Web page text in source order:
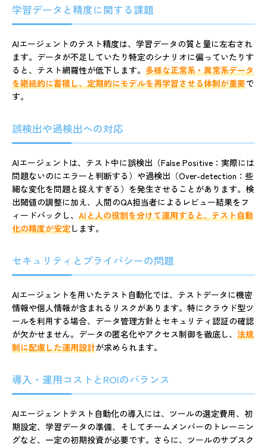
学習データと精度に関する課題
AIエージェントのテスト精度は、学習データの質と量に左右され
ます。データが不足していたり特定のシナリオに偏っていたりす
ると、テスト網羅性が低下します。 多様な正常系・異常系データ
を継続的に蓄積し、定期的にモデルを再学習させる体制が重要で
す。
誤検出や過検出への対応
AIエージェントは、テスト中に誤検出（False Positive：実際には
問題ないのにエラーと判断する）や過検出（Over-detection：些
細な変化を問題と捉えすぎる）を発生させることがあります。検
出閾値の調整に加え、人間のQA担当者によるレビュー結果をフ
ィードバックし、 AIと人の役割を分けて運用すると、テスト自動
化の精度が安定します。
セキュリティとプライバシーの問題
AIエージェントを用いたテスト自動化では、テストデータに機密
情報や個人情報が含まれるリスクがあります。特にクラウド型ツ
ールを利用する場合、データ管理方針とセキュリティ認証の確認
が欠かせません。データの匿名化やアクセス制御を徹底し、 法規
制に配慮した運用設計が求められます。
導入・運用コストとROIのバランス
AIエージェントテスト自動化の導入には、ツールの選定費用、初
期設定、学習データの準備、そしてチームメンバーのトレーニン
グなど、一定の初期投資が必要です。さらに、ツールのサブスク